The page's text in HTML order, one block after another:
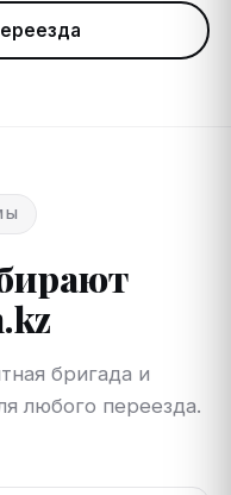
бригада и
любого переезда.